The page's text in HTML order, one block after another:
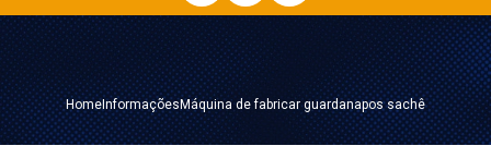
HomeInformações Máquina de fabricar guardanapos sachê